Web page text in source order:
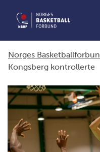
Norges
Kongsberg kontrollerte